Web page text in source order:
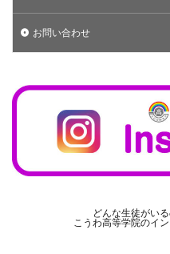
お問い合わせ
どんな生徒がい
こうわ高等学院のイ